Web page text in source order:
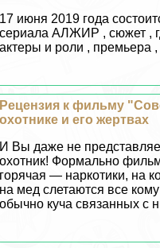
17 июня 2019 года
сериала АЛЖИР , сюжет ,
актеры и роли , премьера ,
Рецензия к фильму
охотнике и его жертвах
И Вы даже не
охотник! Формально
горячая — наркотики, на
на мед слетаются все
обычно куча связанных с